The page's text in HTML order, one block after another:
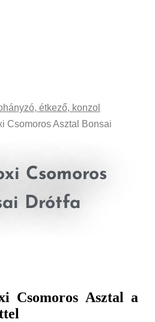
étkező, konzol
Csomoros Asztal Bonsai
Csomoros
Drótfa
Csomoros Asztal a